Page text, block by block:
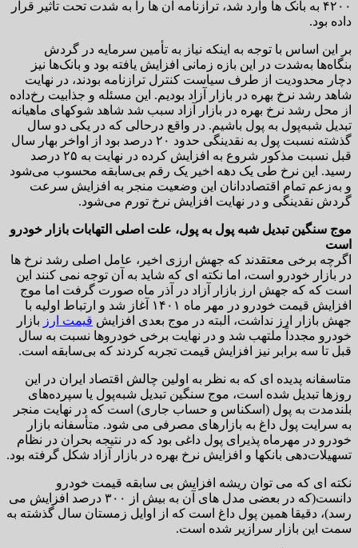
۴۲۰۰ به بانک ها وارد شد، ترازنامه آن ها را به شدت تحت تاثیر قرار
داده بود.
بر این اساس با توجه به اینکه نیاز به تأمین سرمایه در گردش
بنگاه‌ها به‌شدت در این بازه زمانی افزایش یافته بود و بانک‌ها نیز
دچار محدودیت از طرف سیاست کنترل ترازنامه بودند، در نهایت
شاهد رشد نرخ بهره در بازار آزاد بودیم. این مسئله و جذابیت رخ‌داده
از محل رشد نرخ بهره در بازار آزاد سبب شد شاهد شوکهای ماهیانه
تبدیل شبه‌پول به پول باشیم. در واقع درحالی که در یکی دو سال
گذشته نسبت پول به نقدینگی حدود ۲۰ درصد بود از اواخر بهار سال
قبل نسبت مذکور شروع به افزایش کرده در نهایت به ۲۵ درصد
رسید. این نرخ طی یک دهه اخیر یک رقم بی‌سابقه محسوب می‌شود
و به‌زعم تمام اقتصاددانان این وضعیت منجر به افزایش سرعت
گردش نقدینگی و در نهایت افزایش نرخ تورم می‌شود.
موج سنگین تبدیل شبه پول به پول، علت اصلی التهابات بازار خودرو
است
اگرچه برخی معتقدند که جهش ارزی اخیر، عامل اصلی رشد نرخ ها
در بازار خودرو است، اما نکته ای که شاید به آن توجه نمی کنند این
است که که جهش ارز بازار آزاد در آذر ماه صورت گرفت اما موج
افزایش قیمت خودرو در مهر ماه ۱۴۰۱ آغاز شد و ارتباط اولیه با
جهش بازار ارز نداشت، البته در موج بعدی افزایش قیمت ارز بازار
خودرو مجدداً ملتهب شد و در نهایت برخی خودروها نسبت به سال
قبل تا سه برابر نیز افزایش قیمت تجربه کردند که بی‌سابقه است.
متاسفانه پدیده ای که به نظر به اولین چالش اقتصاد ایران در این
روزها تبدیل شده است، موج سنگین تبدیل شبه‌پول یا سپرده‌های
بلندمدت به پول (اسکناس و حساب جاری) است که در نهایت منجر
به سرایت پول داغ به بازارهای مصرفی می شود. متأسفانه بازار
خودرو در مهرماه پذیرای پول داغی بود که در نتیجه بحران در نظام
تسهیلات‌دهی بانکها و افزایش نرخ بهره در بازار آزاد شکل گرفته بود.
نکته ای که می توان ریشه افزایش بی سابقه قیمت خودرو
دانست(که در بعضی مدل های آن به بیش از ۳۰۰ درصد افزایش می
رسد)، دقیقا همین پول داغ است که از اوایل زمستان سال گذشته به
سمت این بازار سرازیر شده است.